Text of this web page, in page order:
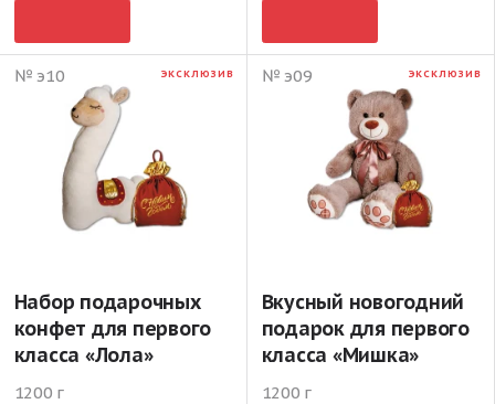
№ э10 ЭКСКЛЮЗИВ
Набор подарочных
конфет для первого
класса «Лола»
1200 г
№ э09 ЭКСКЛЮЗИВ
Вкусный новогодний
подарок для первого
класса «Мишка»
1200 г